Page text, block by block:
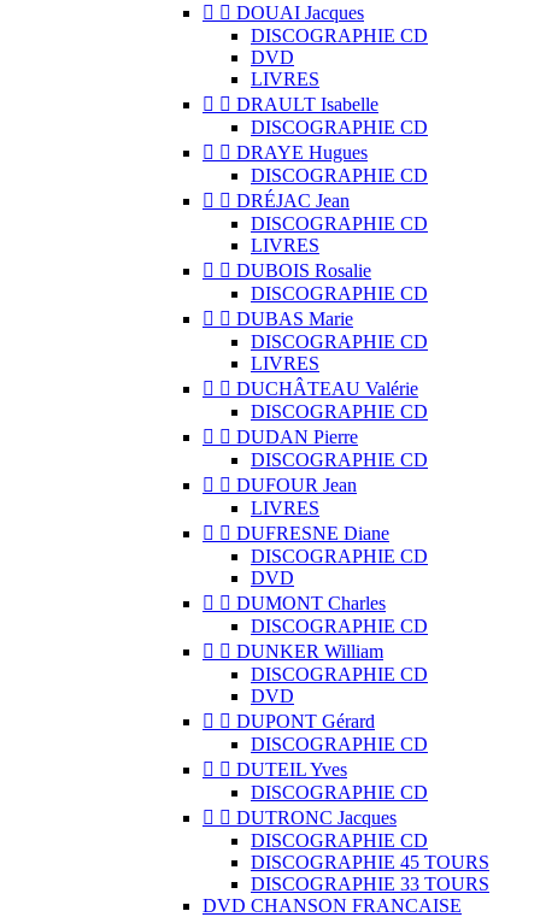
  DOUAI Jacques
DISCOGRAPHIE CD
DVD
LIVRES
  DRAULT Isabelle
DISCOGRAPHIE CD
  DRAYE Hugues
DISCOGRAPHIE CD
  DRÉJAC Jean
DISCOGRAPHIE CD
LIVRES
  DUBOIS Rosalie
DISCOGRAPHIE CD
  DUBAS Marie
DISCOGRAPHIE CD
LIVRES
  DUCHÂTEAU Valérie
DISCOGRAPHIE CD
  DUDAN Pierre
DISCOGRAPHIE CD
  DUFOUR Jean
LIVRES
  DUFRESNE Diane
DISCOGRAPHIE CD
DVD
  DUMONT Charles
DISCOGRAPHIE CD
  DUNKER William
DISCOGRAPHIE CD
DVD
  DUPONT Gérard
DISCOGRAPHIE CD
  DUTEIL Yves
DISCOGRAPHIE CD
  DUTRONC Jacques
DISCOGRAPHIE CD
DISCOGRAPHIE 45 TOURS
DISCOGRAPHIE 33 TOURS
DVD CHANSON FRANCAISE